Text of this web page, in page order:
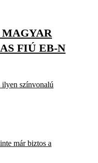
FIÚ EB-N
ilyen színvonalú
már biztos a